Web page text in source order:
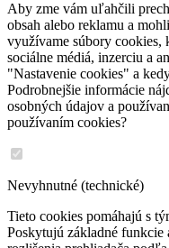
Aby zme vám uľahčili
obsah alebo reklamu a
využívame súbory cookies,
sociálne médiá, inzerciu a
"Nastavenie cookies" a
Podrobnejšie informácie
osobných údajov a
používaním cookies?
Nevyhnutné (technické)
Tieto cookies pomáhajú s
Poskytujú základné funkcie